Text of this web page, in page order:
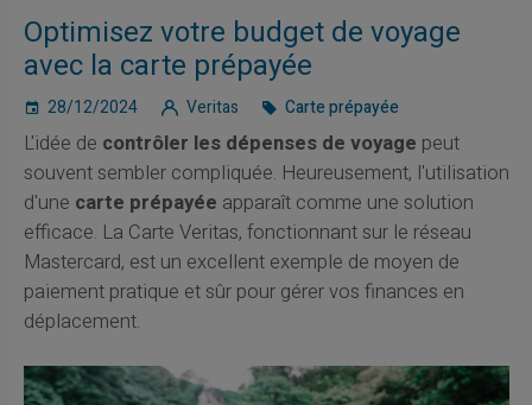
Optimisez votre budget de voyage
avec la carte prépayée
28/12/2024 Veritas Carte prépayée
L'idée de contrôler les dépenses de voyage peut
souvent sembler compliquée. Heureusement, l'utilisation
d'une carte prépayée apparaît comme une solution
efficace. La Carte Veritas, fonctionnant sur le réseau
Mastercard, est un excellent exemple de moyen de
paiement pratique et sûr pour gérer vos finances en
déplacement.